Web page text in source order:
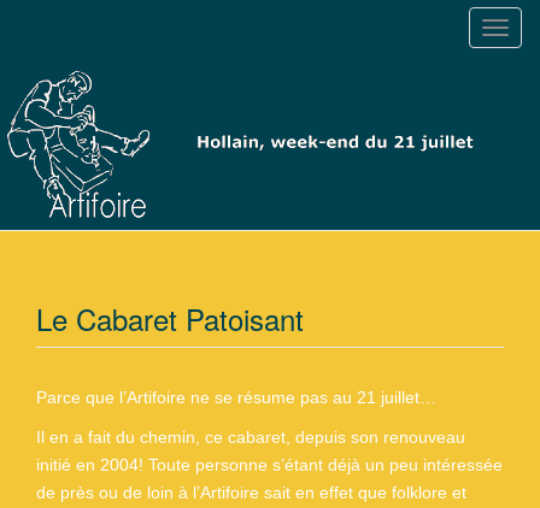
T
a
Le Cabaret Patoisant
Parce que l’Artifoire ne se résume pas au 21 juillet…
Il en a fait du chemin, ce cabaret, depuis son renouveau
initié en 2004! Toute personne s’étant déjà un peu intéressée
de près ou de loin à l’Artifoire sait en effet que folklore et